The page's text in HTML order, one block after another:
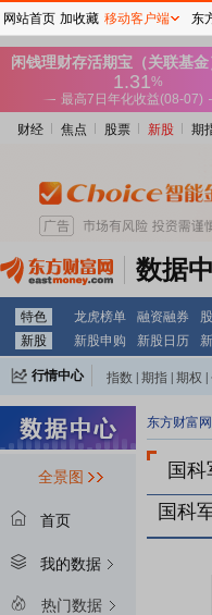
财经 焦点 股票 新股 期
数据
特色 龙虎榜单 融资融券
新股
新股申购 新股日历
行情中心 指数 期指 期权
全景图
首页
我的数据
热门数据
东方财富网
国
国科
网站首页 加收藏 移动客户端 东